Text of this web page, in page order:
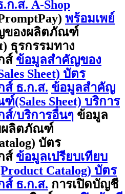
.ส. A-Shop
พร้อมเพย์
ของผลิตภัณฑ์
ธุรกรรมทาง
ส์ ข้อมูลสำคัญของ
Sheet) บัตร
ส์ ธ.ก.ส. ข้อมูลสำคัญ
(Sales Sheet) บริการ
ส์/บริการอื่นๆ ข้อมูล
ผลิตภัณฑ์
บัตร
ส์ ข้อมูลเปรียบเทียบ
Catalog) บัตร
ส์ ธ.ก.ส. การเปิดบัญชี